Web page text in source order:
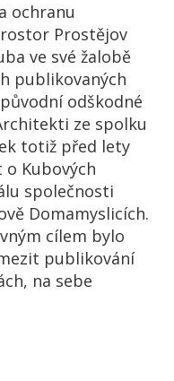
ochranu
Prostějov
ve své žalobě
publikovaných
odškodné
ze spolku
totiž před lety
Kubových
společnosti
Domamyslicích.
cílem bylo
publikování
na sebe